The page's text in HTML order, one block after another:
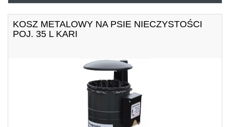
KOSZ METALOWY NA PSIE NIECZYSTOŚCI
POJ. 35 L KARI